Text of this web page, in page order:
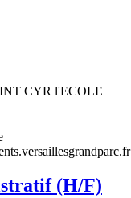
CYR l'ECOLE
(H/F)